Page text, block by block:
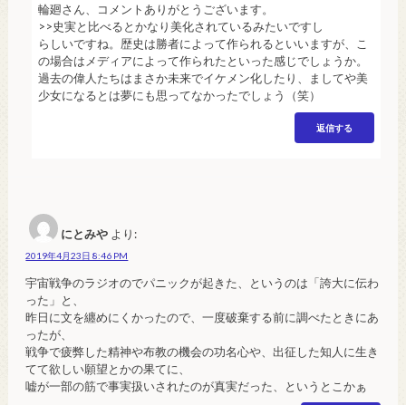
輪廻さん、コメントありがとうございます。
>>史実と比べるとかなり美化されているみたいですし
らしいですね。歴史は勝者によって作られるといいますが、こ
の場合はメディアによって作られたといった感じでしょうか。
過去の偉人たちはまさか未来でイケメン化したり、ましてや美
少女になるとは夢にも思ってなかったでしょう（笑）
返信する
にとみや より:
2019年4月23日 8:46 PM
宇宙戦争のラジオのでパニックが起きた、というのは「誇大に伝わ
った」と、
昨日に文を纏めにくかったので、一度破棄する前に調べたときにあ
ったが、
戦争で疲弊した精神や布教の機会の功名心や、出征した知人に生き
てて欲しい願望とかの果てに、
嘘が一部の筋で事実扱いされたのが真実だった、というとこかぁ